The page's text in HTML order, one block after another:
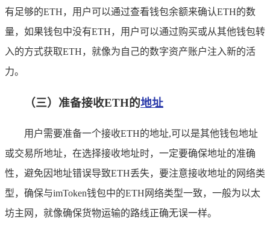
有足够的ETH，用户可以通过查看钱包余额来确认ETH的数
量，如果钱包中没有ETH，用户可以通过购买或从其他钱包转
入的方式获取ETH，就像为自己的数字资产账户注入新的活
力。
（三）准备接收ETH的地址
用户需要准备一个接收ETH的地址,可以是其他钱包地址
或交易所地址，在选择接收地址时，一定要确保地址的准确
性，避免因地址错误导致ETH丢失，要注意接收地址的网络类
型，确保与imToken钱包中的ETH网络类型一致，一般为以太
坊主网，就像确保货物运输的路线正确无误一样。